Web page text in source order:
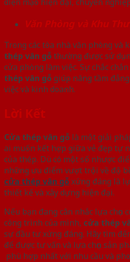
Văn Phòng và Khu
Trong các tòa nhà văn phòng và
thép vân gỗ thường được sử
cửa phòng làm việc. Sự chắc chắn
thép vân gỗ giúp nâng tầm
việc và kinh doanh.
Lời Kết
Cửa thép vân gỗ là một giải
ai muốn kết hợp giữa vẻ đẹp tự
của thép. Dù có một số nhược
những ưu điểm vượt trội về độ
cửa thép vân gỗxứng đáng là
thiết kế và xây dựng hiện đại.
Nếu bạn đang cân nhắc lựa chọn
công trình của mình, cửa thép
sự đầu tư xứng đáng. Hãy tìm
để được tư vấn và lựa chọn sản
phù hợp nhất với nhu cầu và